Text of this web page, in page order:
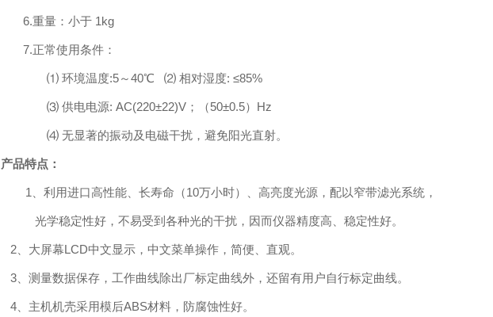
6.重量：小于1kg
7.正常使用条件：
⑴ 环境温度:5～40℃ ⑵ 相对湿度: ≤85%
⑶ 供电电源: AC(220±22)V；（50±0.5） Hz
⑷ 无显著的振动及电磁干扰，避免阳光直射。
产品特点：
1 、利用进口高性能、长寿命（10万小时）、高亮度光源，配以窄带滤光系统，
光学稳定性好，不易受到各种光的干扰，因而仪器精度高、稳定性好。
2、大屏幕LCD中文显示，中文菜单操作，简便、直观。
3、测量数据保存，工作曲线除出厂标定曲线外，还留有用户自行标定曲线。
4、主机机壳采用模后ABS材料，防腐蚀性好。